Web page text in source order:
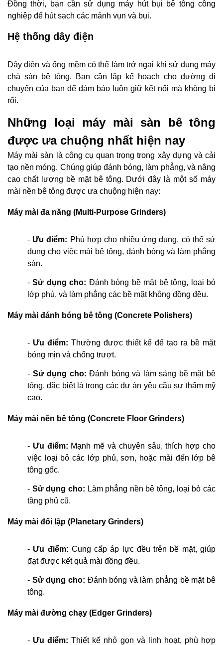
Đồng thời, bạn cần sử dụng máy hút bụi bê tông công
nghiệp để hút sạch các mảnh vụn và bụi.
Hệ thống dây điện
Dây điện và ống mềm có thể làm trở ngại khi sử dụng máy
chà sàn bê tông. Bạn cần lập kế hoạch cho đường di
chuyển của bạn để đảm bảo luôn giữ kết nối mà không bị
rối.
Những loại máy mài sàn bê tông
được ưa chuộng nhất hiện nay
Máy mài sàn là công cụ quan trọng trong xây dựng và cải
tạo nền móng. Chúng giúp đánh bóng, làm phẳng, và nâng
cao chất lượng bề mặt bê tông. Dưới đây là một số máy
mài nền bê tông được ưa chuộng hiện nay:
Máy mài đa năng (Multi-Purpose Grinders)
- Ưu điểm: Phù hợp cho nhiều ứng dụng, có thể sử
dụng cho việc mài bê tông, đánh bóng và làm phẳng
sàn.
-Sử dụng cho: Đánh bóng bề mặt bê tông, loại bỏ
lớp phủ, và làm phẳng các bề mặt không đồng đều.
Máy mài đánh bóng bê tông (Concrete Polishers)
- Ưu điểm: Thường được thiết kế để tạo ra bề mặt
bóng mịn và chống trượt.
- Sử dụng cho: Đánh bóng và làm sáng bề mặt bê
tông, đặc biệt là trong các dự án yêu cầu sự thẩm mỹ
cao.
Máy mài nền bê tông (Concrete Floor Grinders)
- Ưu điểm: Mạnh mẽ và chuyên sâu, thích hợp cho
việc loại bỏ các lớp phủ, sơn, hoặc mài đến lớp bê
tông gốc.
- Sử dụng cho: Làm phẳng nền bê tông, loại bỏ các
tầng phủ cũ.
Máy mài đối lập (Planetary Grinders)
- Ưu điểm: Cung cấp áp lực đều trên bề mặt, giúp
đạt được kết quả mài đồng đều.
- Sử dụng cho: Đánh bóng và làm phẳng bề mặt bê
tông.
Máy mài đường chạy (Edger Grinders)
- Ưu điểm: Thiết kế nhỏ gọn và linh hoạt, phù hợp